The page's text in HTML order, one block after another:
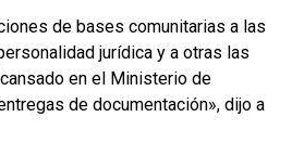
de bases comunitarias a las
jurídica y a otras las
en el Ministerio de
de documentación», dijo a